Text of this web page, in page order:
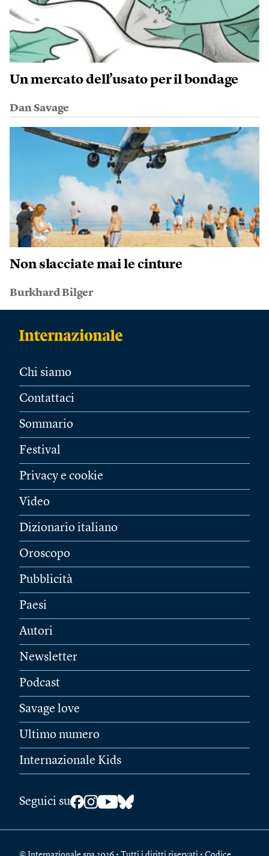
Un mercato dell’usato per il bondage
Dan Savage
Non slacciate mai le cinture
Burkhard Bilger
Chi siamo
Contattaci
Sommario
Festival
Privacy e cookie
Video
Dizionario italiano
Oroscopo
Pubblicità
Paesi
Autori
Newsletter
Podcast
Savage love
Ultimo numero
Internazionale Kids
Seguici su